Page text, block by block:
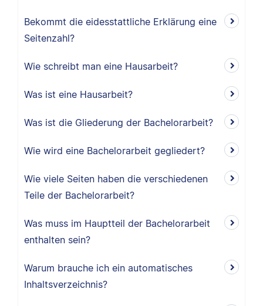
Bekommt die eidesstattliche Erklärung eine
Seitenzahl?
Wie schreibt man eine Hausarbeit?
Was ist eine Hausarbeit?
Was ist die Gliederung der Bachelorarbeit?
Wie wird eine Bachelorarbeit gegliedert?
Wie viele Seiten haben die verschiedenen
Teile der Bachelorarbeit?
Was muss im Hauptteil der Bachelorarbeit
enthalten sein?
Warum brauche ich ein automatisches
Inhaltsverzeichnis?